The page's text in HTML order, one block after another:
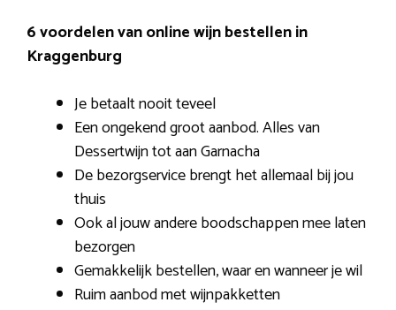
6 voordelen van online wijn bestellen in
Kraggenburg
Je betaalt nooit teveel
Een ongekend groot aanbod. Alles van
Dessertwijn tot aan Garnacha
De bezorgservice brengt het allemaal bij jou
thuis
Ook al jouw andere boodschappen mee laten
bezorgen
Gemakkelijk bestellen, waar en wanneer je wil
Ruim aanbod met wijnpakketten